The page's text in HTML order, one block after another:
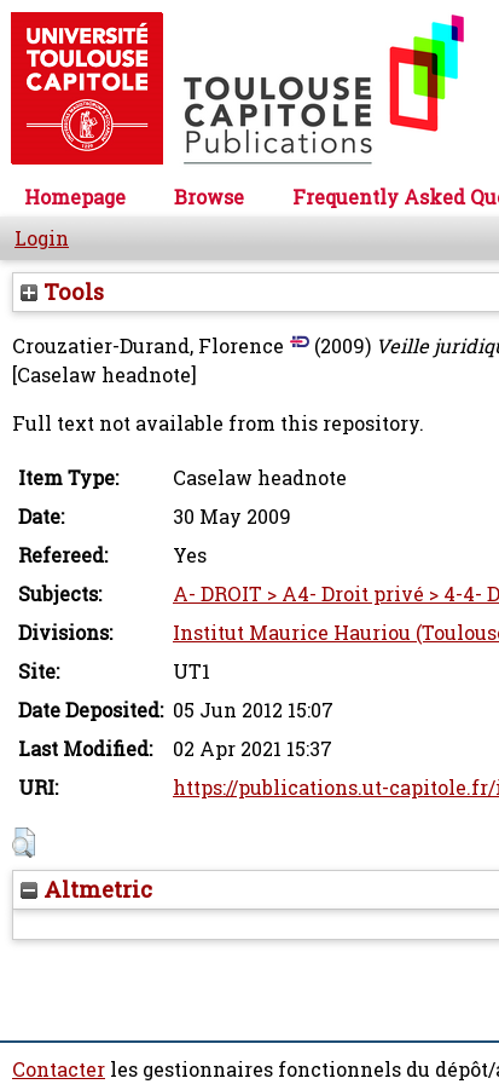
Homepage Browse Frequently Asked
Login
Tools
Crouzatier-Durand, Florence (2009) Veille
[Caselaw headnote]
Full text not available from this repository.
Item Type:
Caselaw headnote
Date:
30 May 2009
Refereed:
Yes
Subjects:
A- DROIT > A4- Droit privé > 4-4-
Divisions:
Institut Maurice Hauriou
Site:
UT1
Date Deposited: 05 Jun 2012 15:07
Last Modified:
02 Apr 2021 15:37
URI:
https://publications.ut-
Altmetric
Contacter les gestionnaires fonctionnels du